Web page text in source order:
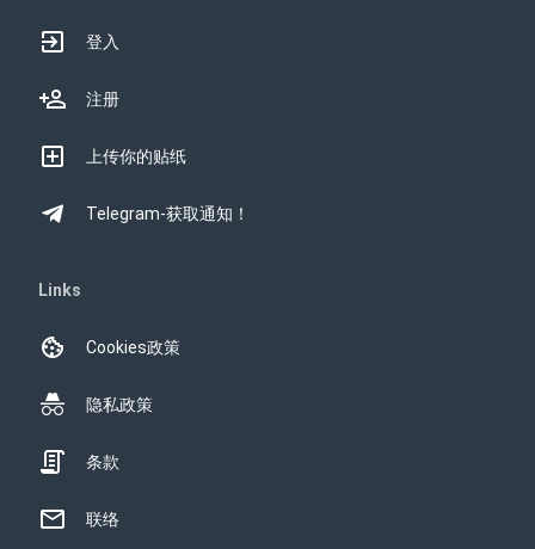
登入
注册
上传你的贴纸
Telegram-获取通知！
Links
Cookies政策
隐私政策
条款
联络